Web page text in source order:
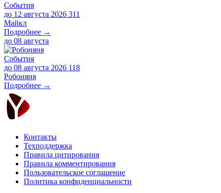
События
до 12 августа 2026 311
Майкл
Подробнее →
до 08 августа
События
до 08 августа 2026 118
Робоняня
Подробнее →
Контакты
Техподдержка
Правила цитирования
Правила комментирования
Пользовательское соглашение
Политика конфиденциальности